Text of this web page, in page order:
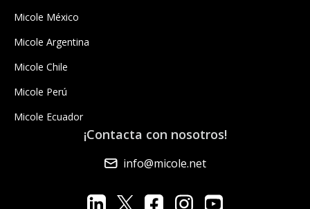
Micole México
Micole Argentina
Micole Chile
Micole Perú
Micole Ecuador
¡Contacta con nosotros!
info@micole.net